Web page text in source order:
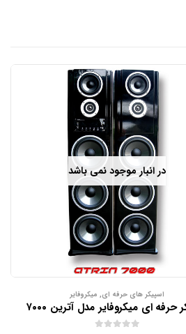
در انبار موجود نمی باشد
اسپیکر های حرفه ای, میکروفایر
حرفه ای میکروفایر مدل آترین ۷۰۰۰